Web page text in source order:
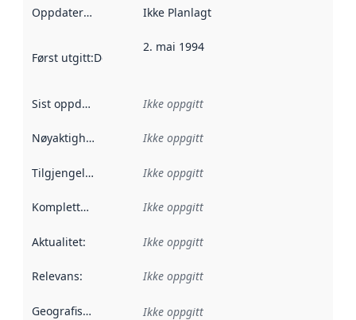
Oppdateringsfrekvens :
Ikke Planlagt
Først utgitt:Denne datoen sier når dataene i dette
2. mai 1994
Sist oppdatert Ikke oppgitt
Nøyaktighet Ikke oppgitt
Tilgjengelighet Ikke oppgitt
Kompletthet Ikke oppgitt
Aktualitet: Ikke oppgitt
Relevans: Ikke oppgitt
Geografisk avgrensning :
Ikke oppgitt